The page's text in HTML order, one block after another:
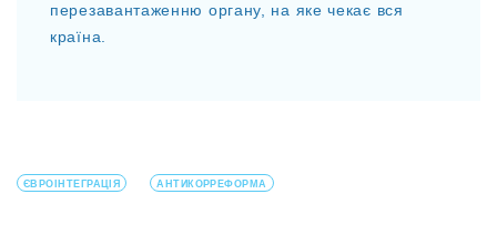
перезавантаженню органу, на яке чекає вся
країна.
ЄВРОІНТЕГРАЦІЯ АНТИКОРРЕФОРМА